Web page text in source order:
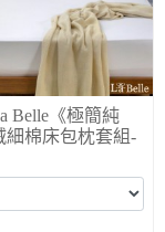
Belle《極簡純
細棉床包枕套組-